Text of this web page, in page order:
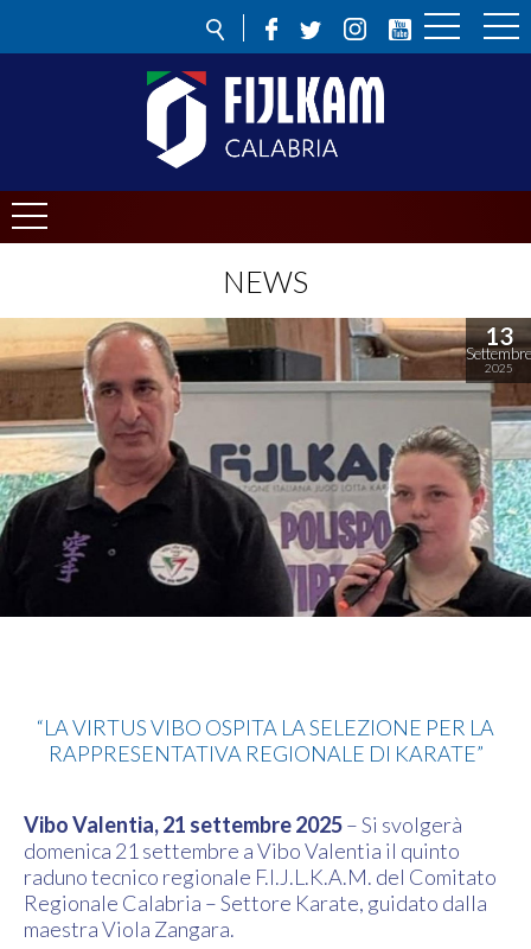
NEWS
13
Settembre
2025
“LA VIRTUS VIBO OSPITA LA SELEZIONE PER LA
RAPPRESENTATIVA REGIONALE DI KARATE”
Vibo Valentia, 21 settembre 2025– Si svolgerà
domenica 21 settembre a Vibo Valentia il quinto
raduno tecnico regionale F.I.J.L.K.A.M. del Comitato
Regionale Calabria – Settore Karate, guidato dalla
maestra Viola Zangara.